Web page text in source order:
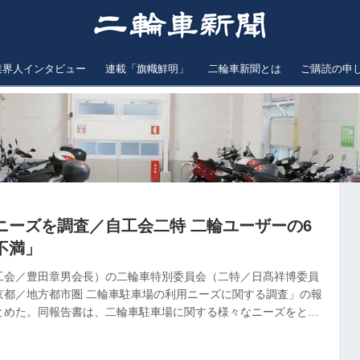
界人インタビュー 連載「旗幟鮮明」 二輪車新聞とは ご購読の申
ーズを調査／自工会二特 二輪ユーザーの6
」
／豊田章男会長）の二輪車特別委員会（二特／日髙祥博委員
／地方都市圏 二輪車駐車場の利用ニーズに関する調査」の報
た。同報告書は、二輪車駐車場に関する様々なニーズをとら